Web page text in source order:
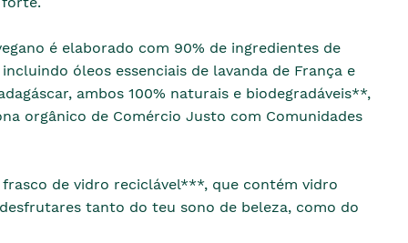
é elaborado com 90% de ingredientes de
óleos essenciais de lavanda de França e
ambos 100% naturais e biodegradáveis**,
orgânico de Comércio Justo com Comunidades
frasco de vidro reciclável***, que contém vidro
tanto do teu sono de beleza, como do